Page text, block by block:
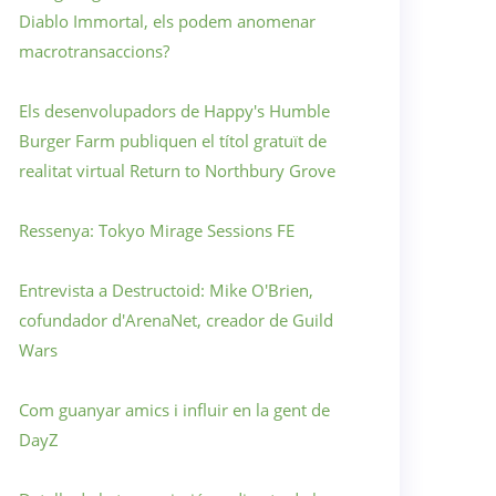
Diablo Immortal, els podem anomenar
macrotransaccions?
Els desenvolupadors de Happy's Humble
Burger Farm publiquen el títol gratuït de
realitat virtual Return to Northbury Grove
Ressenya: Tokyo Mirage Sessions FE
Entrevista a Destructoid: Mike O'Brien,
cofundador d'ArenaNet, creador de Guild
Wars
Com guanyar amics i influir en la gent de
DayZ